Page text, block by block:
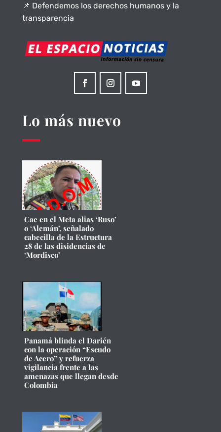
📌 Defendemos los derechos humanos y la
transparencia
Lo más nuevo
Cae en el Meta alias ‘Ruso’
o ‘Alemán’, señalado
cabecilla de la Estructura
28 de las disidencias de
‘Mordisco’
Panamá blinda el Darién
con la operación “Escudo
de Acero” y refuerza
vigilancia frente a las
amenazas que llegan desde
Colombia